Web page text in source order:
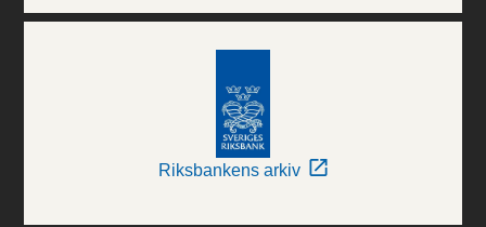
Riksbankens arkiv